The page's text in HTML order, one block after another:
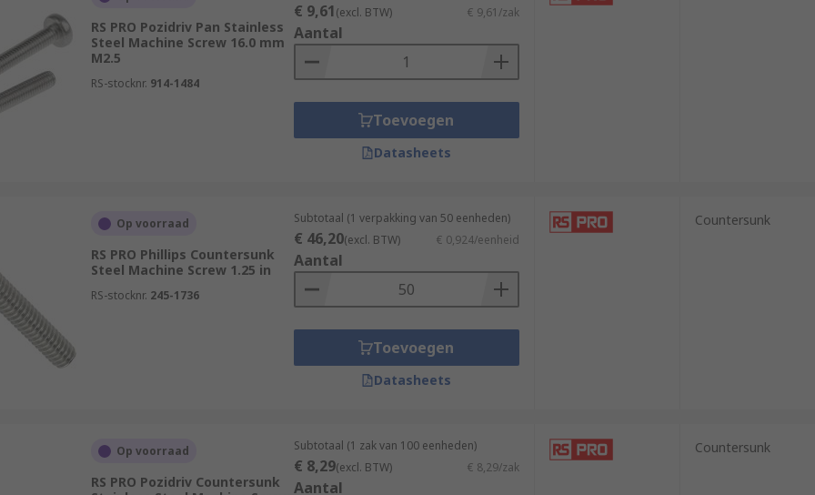
will use to install or remove the screw. There is a vast array of drive types, the most common
RS PRO Pozidriv Pan Stainless
Steel Machine Screw 16.0 mm
M2.5
RS-stocknr. 914-1484
€ 9,61(excl. BTW) € 9,61/zak
Aantal
Toevoegen
Datasheets
Op voorraad
RS PRO Phillips Countersunk
Steel Machine Screw 1.25 in
RS-stocknr. 245-1736
Subtotaal (1 verpakking van 50 eenheden)
€ 46,20(excl. BTW) € 0,924/eenheid
Aantal
Toevoegen
Datasheets
Countersunk
Op voorraad
RS PRO Pozidriv Countersunk
Subtotaal (1 zak van 100 eenheden)
€ 8,29(excl. BTW) € 8,29/zak
Aantal
Countersunk